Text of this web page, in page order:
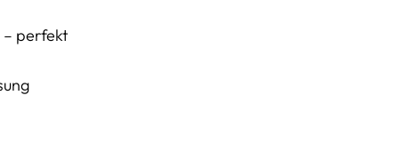
– perfekt